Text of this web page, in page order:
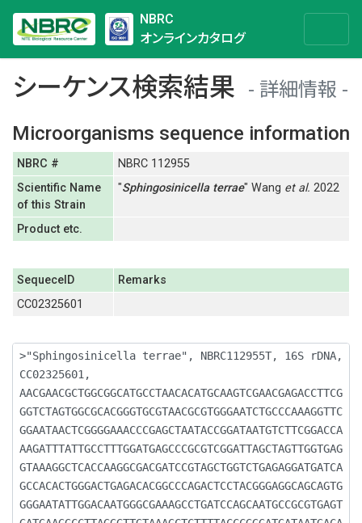
NBRC
オンラインカタログ
シーケンス検索結果
詳細情報
Microorganisms sequence information
NBRC #
NBRC 112955
Scientific Name
of this Strain
"Sphingosinicella terrae" Wang et al. 2022
Product etc.
SequeceID
Remarks
CC02325601